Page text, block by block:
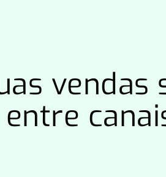
vendas